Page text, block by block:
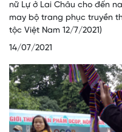
nữ Lự ở Lai Châu cho đến
may bộ trang phục truyền
tộc Việt Nam 12/7/2021)
14/07/2021